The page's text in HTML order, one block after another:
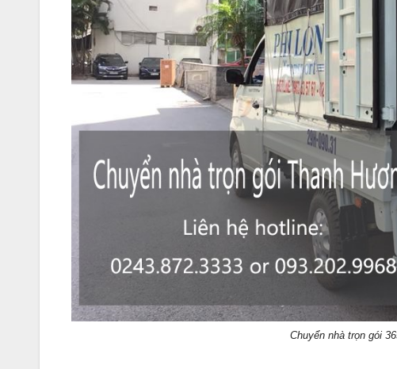
Chuyển nhà trọn gói